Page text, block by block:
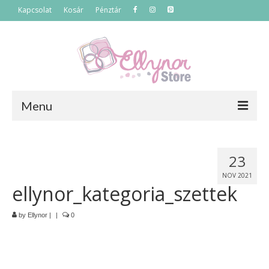
Kapcsolat Kosár Pénztár
Menu
Szettek
Akciós termékek
23
NOV 2021
ellynor_kategoria_szettek
by Ellynor | | 0